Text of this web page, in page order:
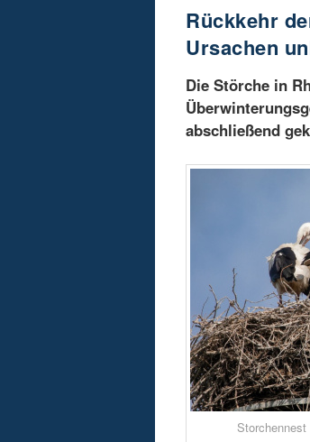
Rückkehr
Ursachen
Die Störche in
abschließend